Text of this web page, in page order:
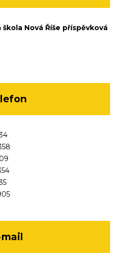
Nová Říše příspěvková
mail